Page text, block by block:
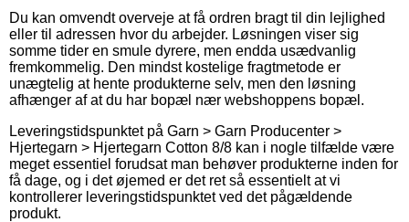
Du kan omvendt overveje at få ordren bragt til din lejlighed
eller til adressen hvor du arbejder. Løsningen viser sig
somme tider en smule dyrere, men endda usædvanlig
fremkommelig. Den mindst kostelige fragtmetode er
unægtelig at hente produkterne selv, men den løsning
afhænger af at du har bopæl nær webshoppens bopæl.
Leveringstidspunktet på Garn > Garn Producenter >
Hjertegarn > Hjertegarn Cotton 8/8 kan i nogle tilfælde være
meget essentiel forudsat man behøver produkterne inden for
få dage, og i det øjemed er det ret så essentielt at vi
kontrollerer leveringstidspunktet ved det pågældende
produkt.